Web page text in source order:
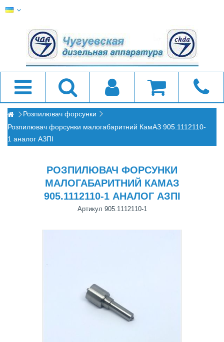
Розпилювач форсунки
Розпилювач форсунки малогабаритний КамАЗ 905.1112110-
1 аналог АЗПІ
РОЗПИЛЮВАЧ ФОРСУНКИ
МАЛОГАБАРИТНИЙ КАМАЗ
905.1112110-1 АНАЛОГ АЗПІ
Артикул 905.1112110-1